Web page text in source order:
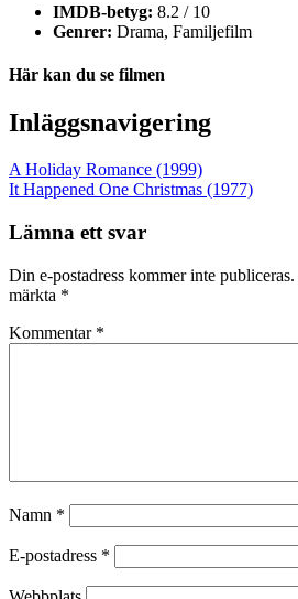
IMDB-betyg: 8.2 / 10
Genrer: Drama, Familjefilm
Här kan du se filmen
Inläggsnavigering
A Holiday Romance (1999)
It Happened One Christmas (1977)
Lämna ett svar
Din e-postadress kommer inte publiceras.
märkta *
Kommentar *
Namn *
E-postadress *